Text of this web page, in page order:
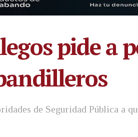
pide a
de Seguridad Pública a